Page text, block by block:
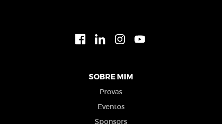
SOBRE MIM
Provas
Eventos
Sponsors